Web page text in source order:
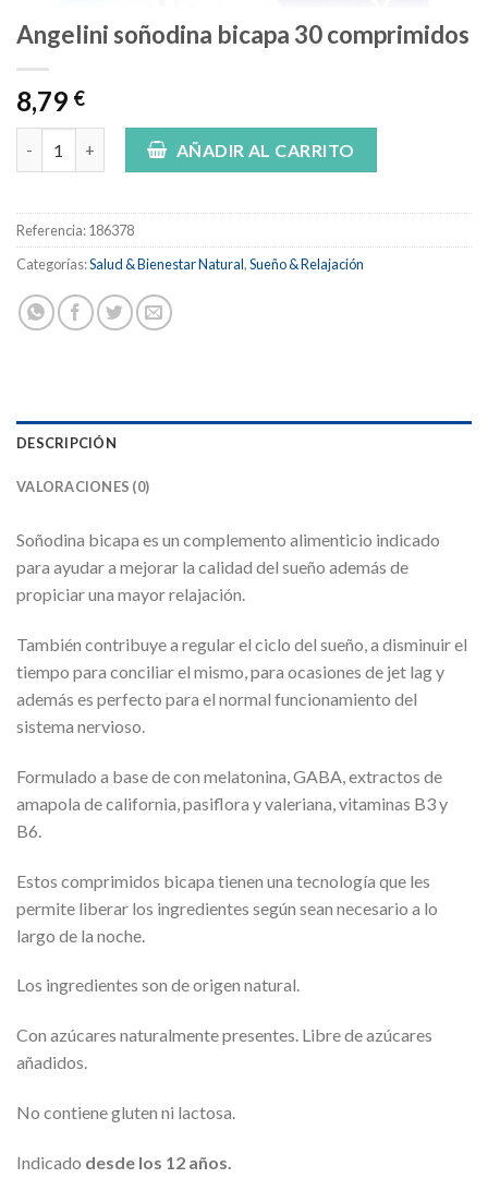
Angelini soñodina bicapa 30 comprimidos
8,79 €
Angelini soñodina bicapa 30 comprimidos cantidad
AÑADIR AL CARRITO
Referencia:186378
Categorías:Salud & Bienestar Natural,Sueño & Relajación
DESCRIPCIÓN
VALORACIONES (0)
Soñodina bicapa es un complemento alimenticio indicado
para ayudar a mejorar la calidad del sueño además de
propiciar una mayor relajación.
También contribuye a regular el ciclo del sueño, a disminuir el
tiempo para conciliar el mismo, para ocasiones de jet lag y
además es perfecto para el normal funcionamiento del
sistema nervioso.
Formulado a base de con melatonina, GABA, extractos de
amapola de california, pasiflora y valeriana, vitaminas B3 y
B6.
Estos comprimidos bicapa tienen una tecnología que les
permite liberar los ingredientes según sean necesario a lo
largo de la noche.
Los ingredientes son de origen natural.
Con azúcares naturalmente presentes. Libre de azúcares
añadidos.
No contiene gluten ni lactosa.
Indicado desde los 12 años.